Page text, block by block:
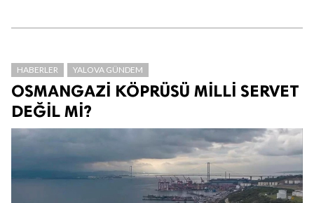
HABERLER YALOVA GÜNDEM
OSMANGAZİ KÖPRÜSÜ MİLLİ SERVET
DEĞİL Mİ?